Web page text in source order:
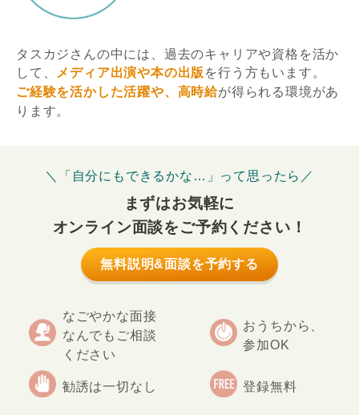
タスカジさんの中には、過去のキャリアや資格を活か
して、
メディア出演や本の出版 を行う方もいます。
ご経験を活かした活躍や、高時給が得られる環境があ
ります。
＼「自分にもできるかな…」って思ったら／
まずはお気軽に
オンライン面談をご予約ください！
無料説明&面談を予約する
なごやかな面接
なんでもご相談
ください
おうちから、
参加OK
勧誘は一切なし 登録無料